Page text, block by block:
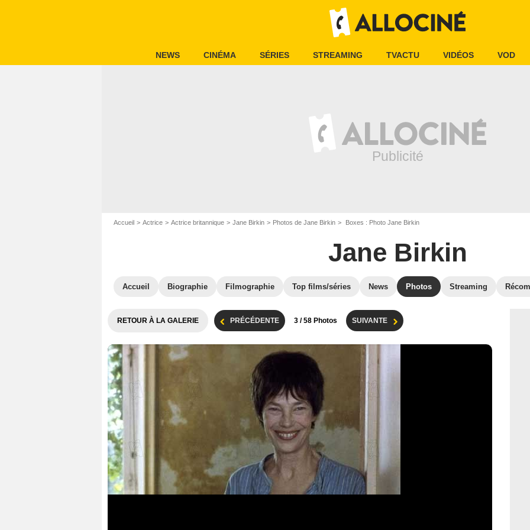
NEWS CINÉMA SÉRIES STREAMING TVACTU VIDÉOS VOD
Accueil Actrice Actrice britannique Jane Birkin Photos de Jane Birkin Boxes : Photo Jane Birkin
Jane Birkin
Accueil Biographie Filmographie Top films/séries News Photos Streaming
RETOUR À LA GALERIE PRÉCÉDENTE 3 / 58 Photos SUIVANTE